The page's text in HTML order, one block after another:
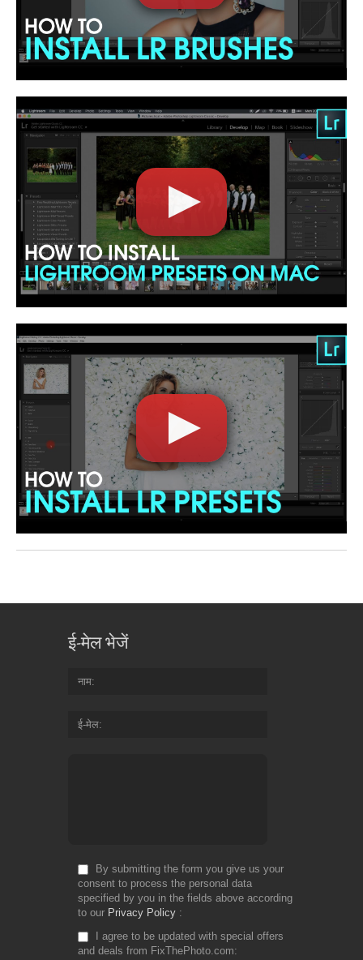
ई-मेल भेजें
नाम
ई-मेल
By submitting the form you give us your
consent to process the personal data
specified by you in the fields above according
to our Privacy Policy
I agree to be updated with special offers
and deals from FixThePhoto.com